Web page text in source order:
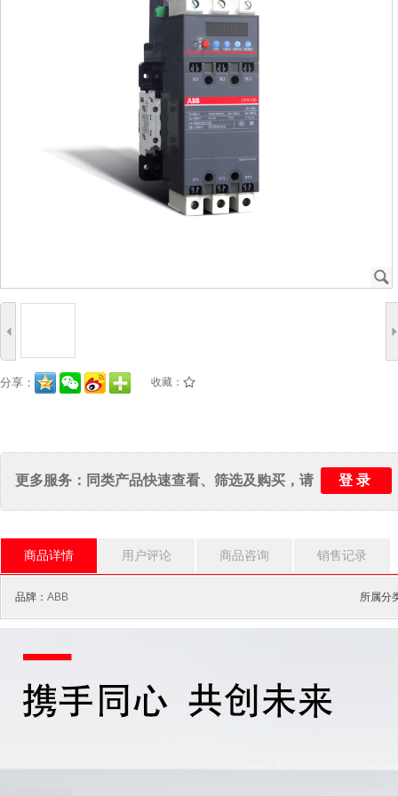
J
4
分享： 收藏： /
更多服务：同类产品快速查看、筛选及购买，请 登录
商品详情 用户评论 商品咨询 销售记录
品牌： ABB 所属分